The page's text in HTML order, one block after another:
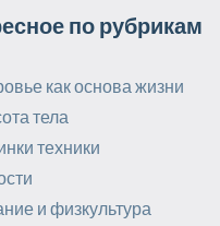
по рубрикам
как основа жизни
тела
техники
и физкультура